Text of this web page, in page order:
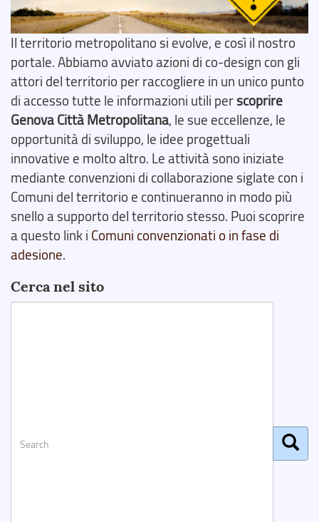
Il territorio metropolitano si evolve, e così il nostro
portale. Abbiamo avviato azioni di co-design con gli
attori del territorio per raccogliere in un unico punto
di accesso tutte le informazioni utili perscoprire
Genova Città Metropolitana, le sue eccellenze, le
opportunità di sviluppo, le idee progettuali
innovative e molto altro. Le attività sono iniziate
mediante convenzioni di collaborazione siglate con i
Comuni del territorio e continueranno in modo più
snello a supporto del territorio stesso. Puoi scoprire
a questo link i Comuni convenzionati o in fase di
adesione.
Cerca nel sito